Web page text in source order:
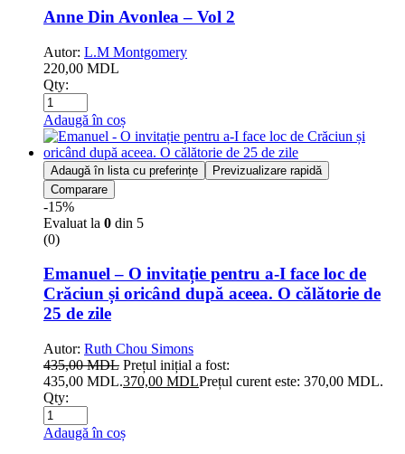
Anne Din Avonlea – Vol 2
Autor: L.M Montgomery
220,00 MDL
Qty:
Adaugă în coș
Adaugă în lista cu preferințe
Previzualizare rapidă
Comparare
-15%
Evaluat la 0 din 5
(0)
Emanuel – O invitație pentru a-I face loc de
Crăciun și oricând după aceea. O călătorie de
25 de zile
Autor: Ruth Chou Simons
435,00MDL Prețul inițial a fost:
435,00 MDL.370,00 MDLPrețul curent este: 370,00 MDL.
Qty:
Adaugă în coș